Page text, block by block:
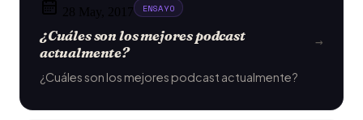
28 May, 2017 ENSAYO
¿Cuáles son los mejores podcast
actualmente?
¿Cuáles son los mejores podcast actualmente?
→